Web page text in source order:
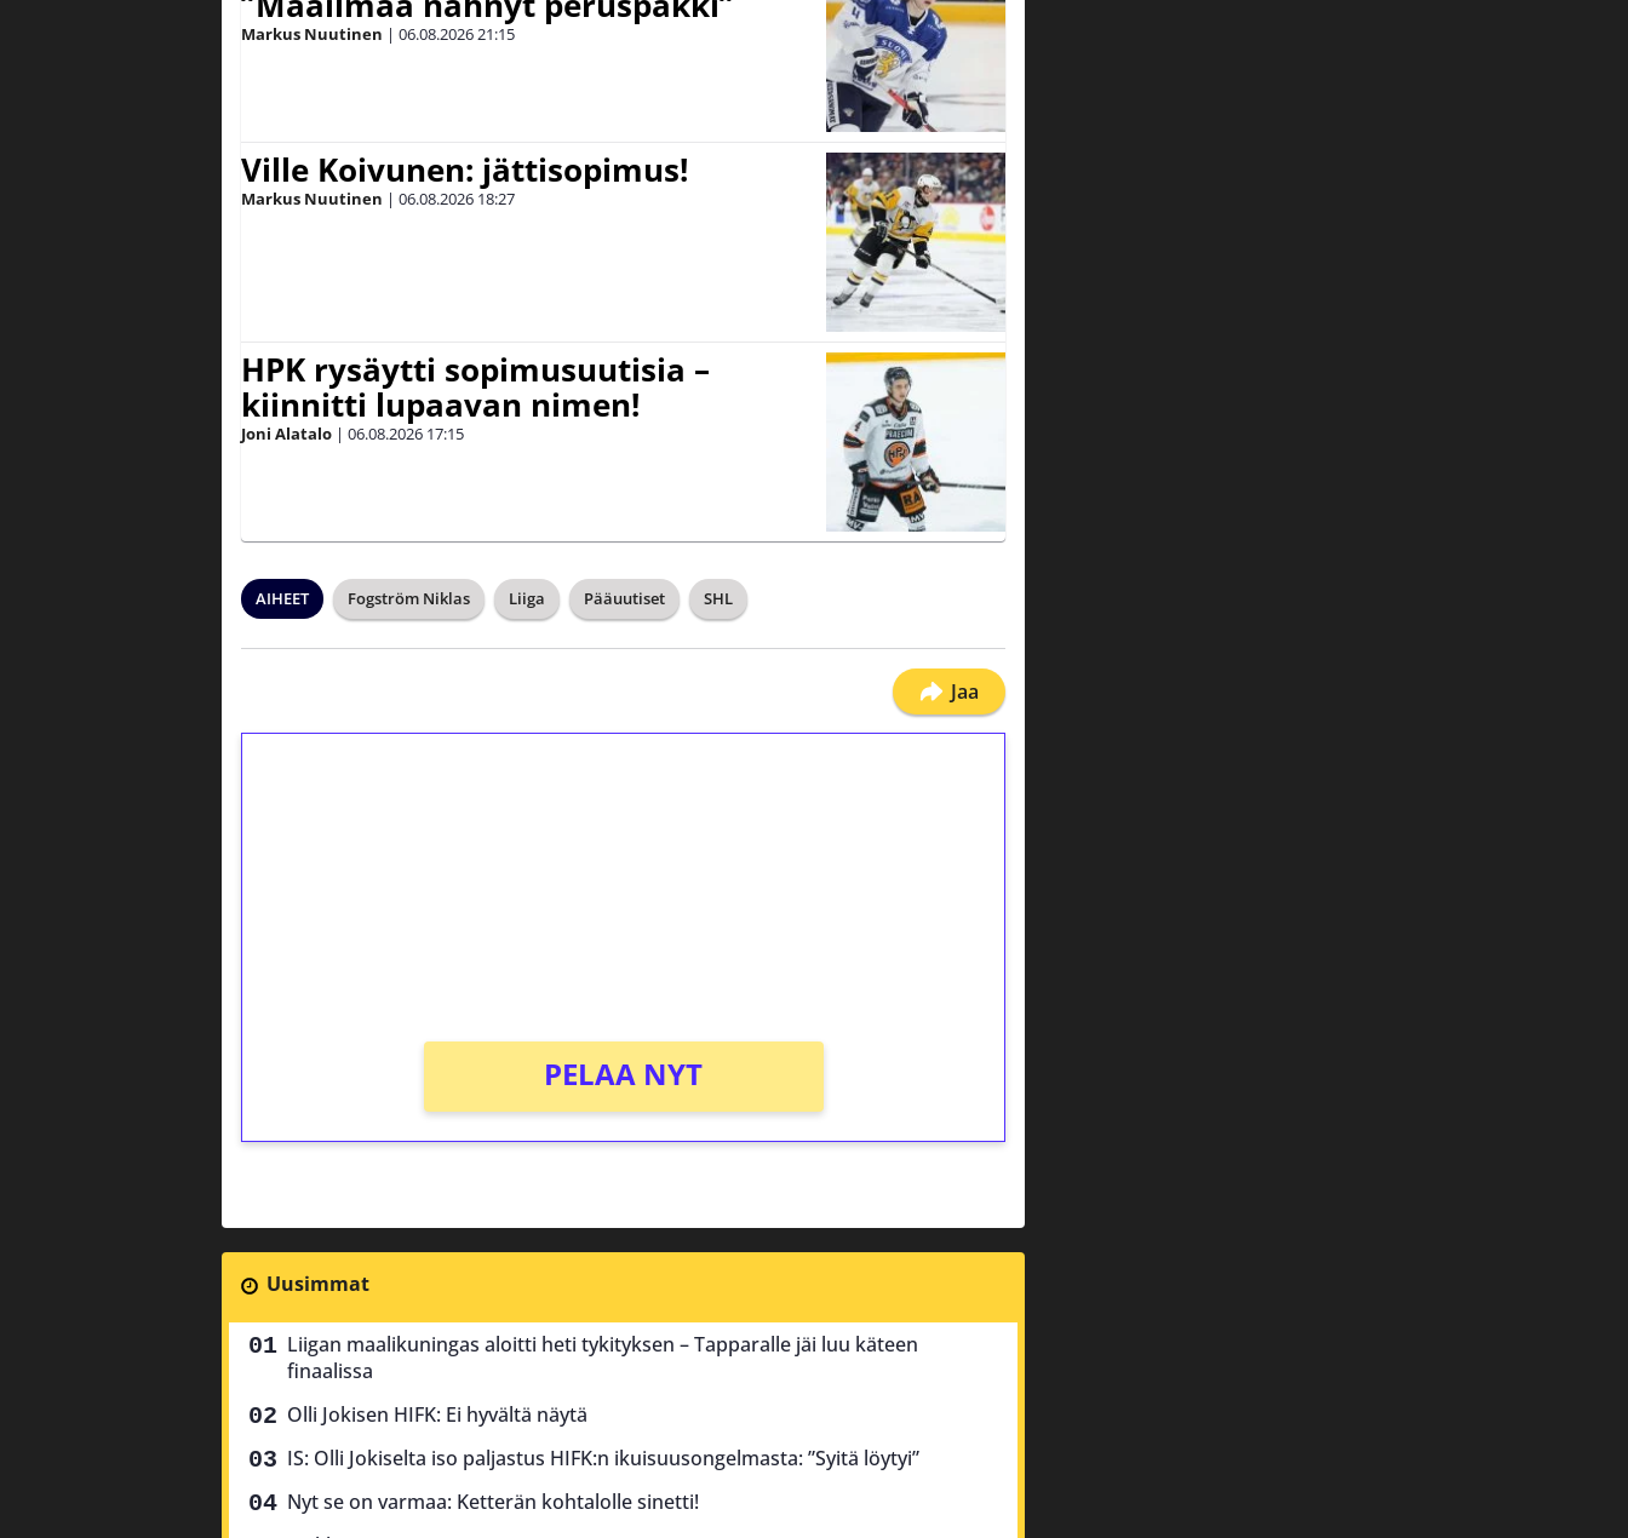
Markus Nuutinen | 06.08.202621:15
Ville Koivunen: jättisopimus!
Markus Nuutinen | 06.08.2026 18:27
HPK rysäytti sopimusuutisia –
kiinnitti lupaavan nimen!
Joni Alatalo | 06.08.2026 17:15
AIHEET Fogström Niklas Liiga Pääuutiset SHL
Jaa
PELAA NYT
Uusimmat
Liigan maalikuningas aloitti heti tykityksen – Tapparalle jäi luu käteen
finaalissa
Olli Jokisen HIFK: Ei hyvältä näytä
IS: Olli Jokiselta iso paljastus HIFK:n ikuisuusongelmasta: ”Syitä löytyi”
Nyt se on varmaa: Ketterän kohtalolle sinetti!